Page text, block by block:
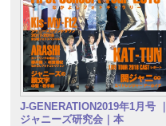
J-GENERATION2019年1月号 ｜
ジャニーズ研究会｜本